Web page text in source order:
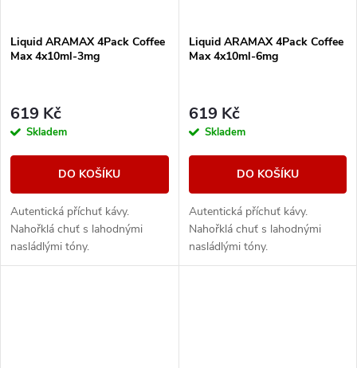
Liquid ARAMAX 4Pack Coffee
Max 4x10ml-3mg
619 Kč
Skladem
DO KOŠÍKU
Autentická příchuť kávy.
Nahořklá chuť s lahodnými
nasládlými tóny.
Liquid ARAMAX 4Pack Coffee
Max 4x10ml-6mg
619 Kč
Skladem
DO KOŠÍKU
Autentická příchuť kávy.
Nahořklá chuť s lahodnými
nasládlými tóny.